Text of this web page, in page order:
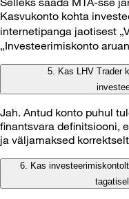
Kasvukonto kohta
internetipanga jaotisest
„Investeerimiskonto
5. Kas LHV Trader
Jah. Antud konto puhul
finantsvara definitsiooni,
ja väljamaksed
6. Kas